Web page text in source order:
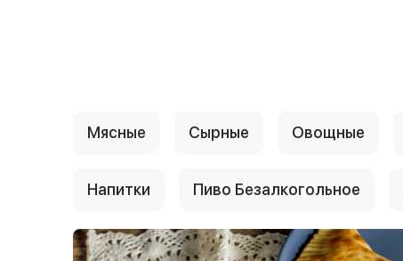
Мясные Сырные Овощные
Напитки Пиво Безалкогольное